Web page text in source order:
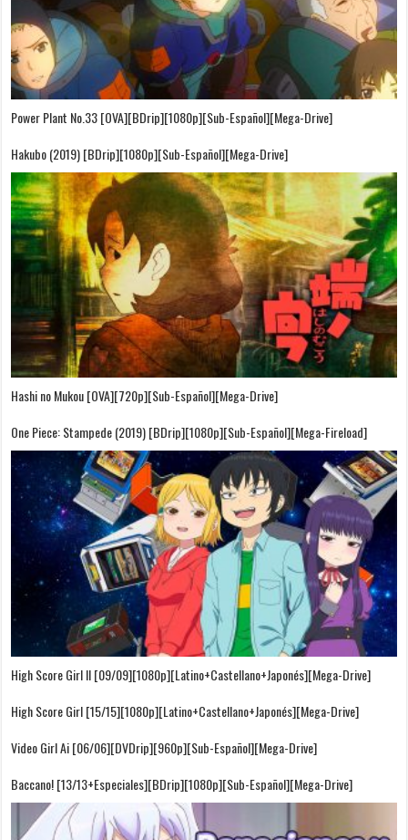
Power Plant No.33 [OVA][BDrip][1080p][Sub-Español][Mega-Drive]
Hakubo (2019) [BDrip][1080p][Sub-Español][Mega-Drive]
Hashi no Mukou [OVA][720p][Sub-Español][Mega-Drive]
One Piece: Stampede (2019) [BDrip][1080p][Sub-Español][Mega-Fireload]
High Score Girl II [09/09][1080p][Latino+Castellano+Japonés][Mega-Drive]
High Score Girl [15/15][1080p][Latino+Castellano+Japonés][Mega-Drive]
Video Girl Ai [06/06][DVDrip][960p][Sub-Español][Mega-Drive]
Baccano! [13/13+Especiales][BDrip][1080p][Sub-Español][Mega-Drive]